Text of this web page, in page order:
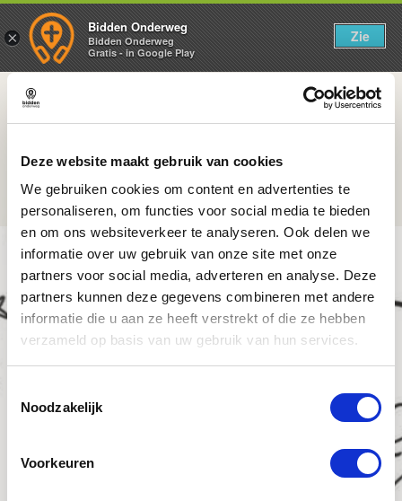
Deze website maakt gebruik van cookies
We gebruiken cookies om content en advertenties te
personaliseren, om functies voor social media te bieden
en om ons websiteverkeer te analyseren. Ook delen we
informatie over uw gebruik van onze site met onze
partners voor social media, adverteren en analyse. Deze
partners kunnen deze gegevens combineren met andere
informatie die u aan ze heeft verstrekt of die ze hebben
verzameld op basis van uw gebruik van hun services.
Noodzakelijk
Voorkeuren
Is alles wat in de Bijbel staat echt
gebeurd?
×
Bidden Onderweg
Bidden Onderweg
Gratis - in Google Play
Zie